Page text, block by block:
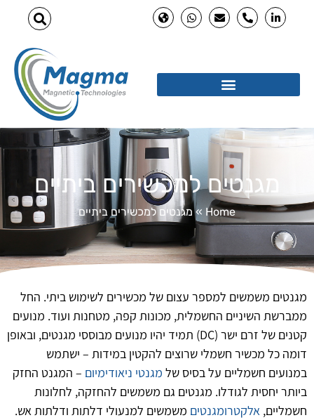
מגנטים למכשירים ביתיים
Home
»מגנטים למכשירים ביתיים
מגנטים משמשים למספר עצום של מכשירים לשימוש ביתי. החל
ממברשת השיניים החשמלית, מכונות קפה, מטחנות ועוד. מנועים
קטנים של זרם ישר (DC) תמיד יהיו מנועים מבוססי מגנטים, ובאופן
דומה כל מכשיר חשמלי שרוצים להקטין במידות – ישתמש
במנועים חשמליים על בסיס של מגנטי ניאודימיום – המגנט החזק
ביותר יחסית לגודלו. מגנטים גם משמשים להחזקה, לחלונות
חשמליים, אלקטרומגנטים משמשים למנעולי דלתות ודלתות אש.